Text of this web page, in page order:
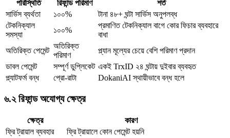
পরিস্থিতি রিফান্ড পরিমাণ
শর্ত
সার্ভিস ব্যর্থতা
১০০%
টানা ৪৮+ ঘন্টা সার্ভিস অনুপলব্ধ
টেকনিক্যাল
সমস্যা
১০০%
প্রমাণিত টেকনিক্যাল বাগে কোর ফিচার ব্যবহারে
বাধা
অতিরিক্ত পেমেন্ট
অতিরিক্ত
পরিমাণ
প্ল্যান মূল্যের চেয়ে বেশি পরিমাণ প্রদান
ডাবল পেমেন্ট
সম্পূর্ণ ডুপ্লিকেট একই TrxID ২৪ ঘন্টায় দুইবার ব্যবহৃত
প্ল্যাটফর্ম বন্ধ
প্রো-রাটা DokaniAI স্থায়ীভাবে বন্ধ হলে
৬.২ রিফান্ড অযোগ্য ক্ষেত্র
ক্ষেত্র
কারণ
ফ্রি ট্রায়াল ব্যবহার
ফ্রি ট্রায়ালে কোন পেমেন্ট হয়নি